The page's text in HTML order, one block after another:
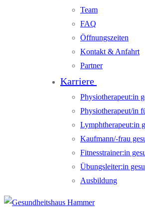
Team
FAQ
Öffnungszeiten
Kontakt & Anfahrt
Partner
Karriere
Physiotherapeut:in
Physiotherapeut/in
Lymphtherapeut:in
Kaufmann/-frau
Fitnesstrainer:in
Übungsleiter:in
Ausbildung